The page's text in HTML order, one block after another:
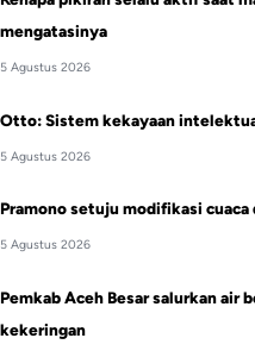
mengatasinya
5 Agustus 2026
Otto: Sistem kekayaan
5 Agustus 2026
Pramono setuju modifikasi
5 Agustus 2026
Pemkab Aceh Besar salurkan air
kekeringan